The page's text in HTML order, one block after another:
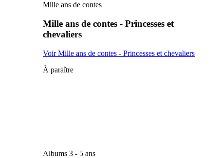
Mille ans de contes
Mille ans de contes - Princesses et
chevaliers
Voir Mille ans de contes - Princesses et chevaliers
À paraître
Albums 3 - 5 ans